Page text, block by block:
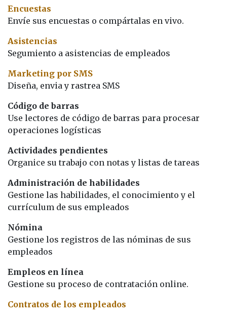
Encuestas
Envíe sus encuestas o compártalas en vivo.
Asistencias
Segumiento a asistencias de empleados
Marketing por SMS
Diseña, envia y rastrea SMS
Código de barras
Use lectores de código de barras para procesar
operaciones logísticas
Actividades pendientes
Organice su trabajo con notas y listas de tareas
Administración de habilidades
Gestione las habilidades, el conocimiento y el
currículum de sus empleados
Nómina
Gestione los registros de las nóminas de sus
empleados
Empleos en línea
Gestione su proceso de contratación online.
Contratos de los empleados